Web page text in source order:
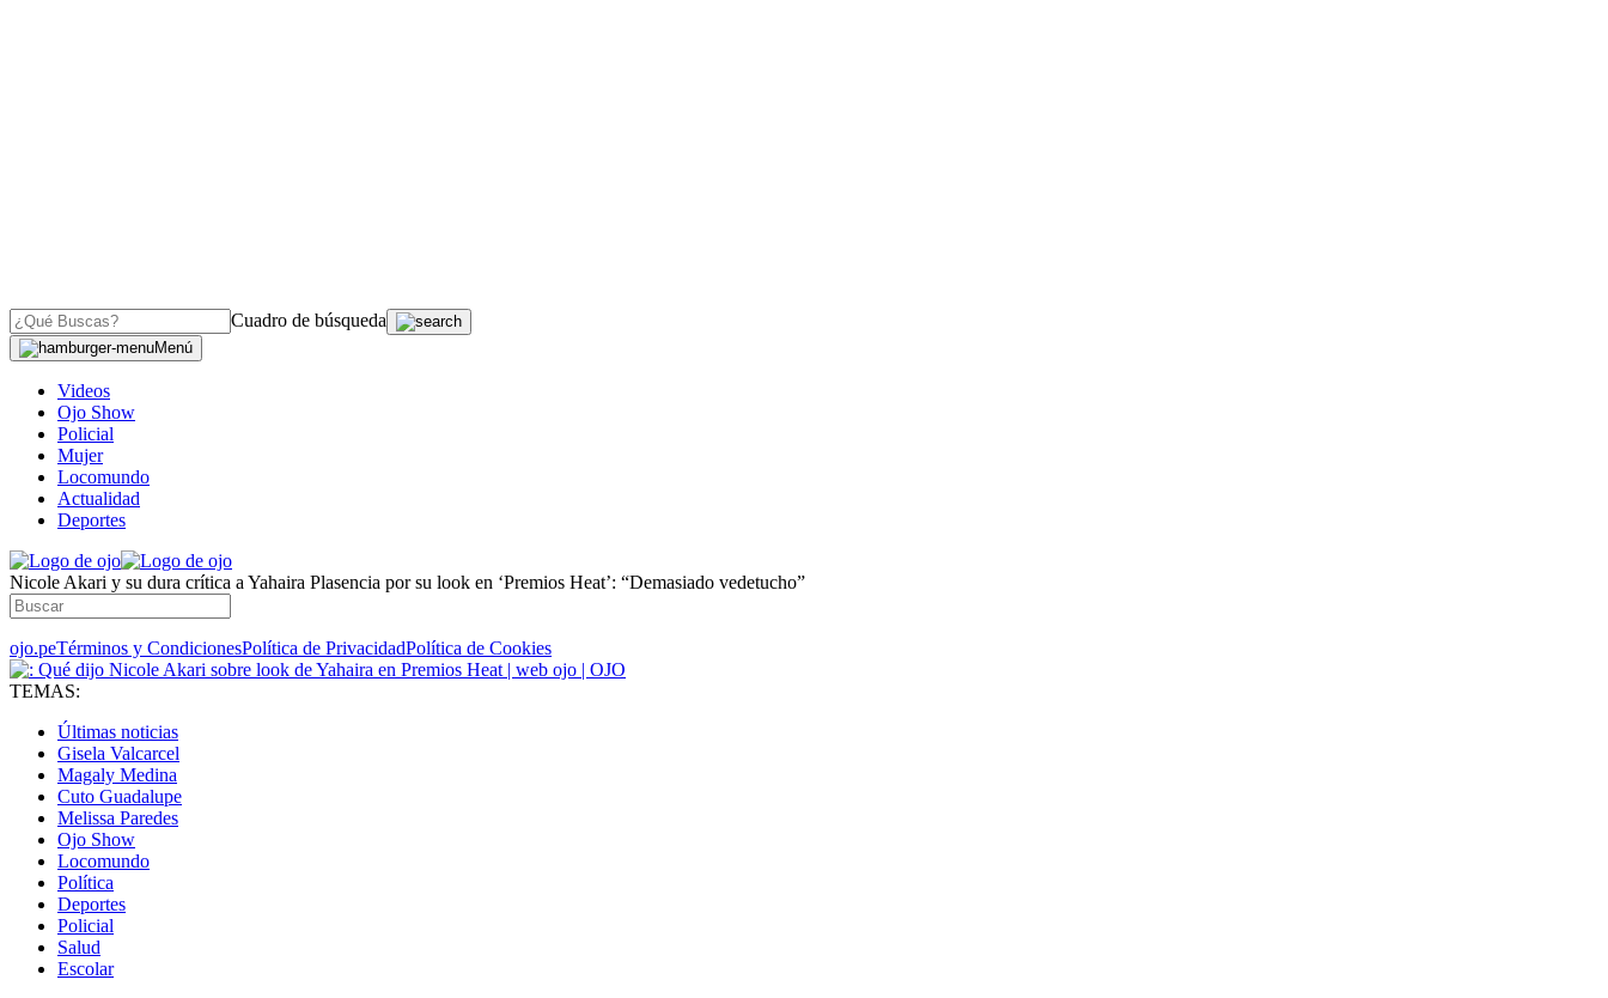
Cuadro de búsqueda
Menú
Videos
Ojo Show
Policial
Mujer
Locomundo
Actualidad
Deportes
Nicole Akari y su dura crítica a Yahaira Plasencia por su look en ‘Premios Heat’: “Demasiado vedetucho”
ojo.peTérminos y CondicionesPolítica de PrivacidadPolítica de Cookies
TEMAS:
Últimas noticias
Gisela Valcarcel
Magaly Medina
Cuto Guadalupe
Melissa Paredes
Ojo Show
Locomundo
Política
Deportes
Policial
Salud
Escolar